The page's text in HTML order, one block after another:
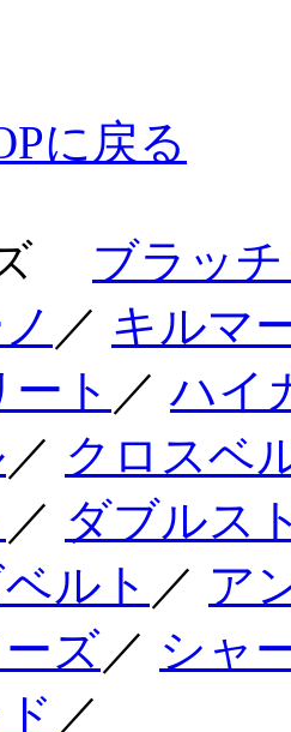
に戻る
ズ ブラッ
／ キルマ
ート ／ハイ
／ クロスベ
／ ダブルス
ルト ／ ア
ズ／ シャ
／